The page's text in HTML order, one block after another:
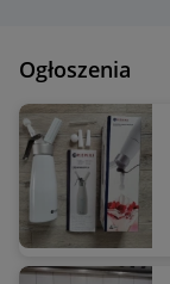
Ogłoszenia